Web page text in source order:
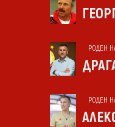
РОДЕН
РОДЕН